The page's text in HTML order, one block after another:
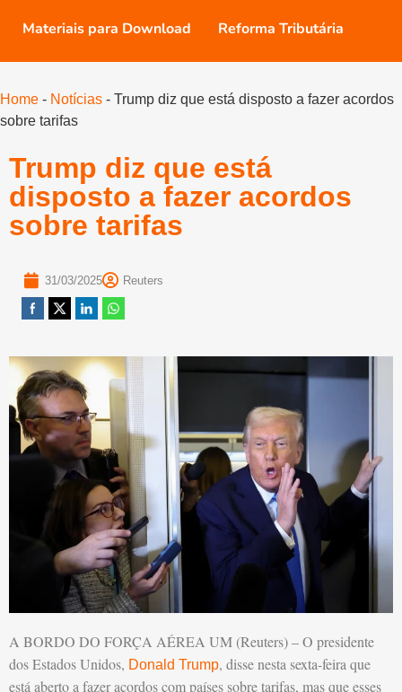
Materiais para Download Reforma Tributária
Home - Notícias - Trump diz que está disposto a fazer acordos
sobre tarifas
Trump diz que está
disposto a fazer acordos
sobre tarifas
31/03/2025 Reuters
A BORDO DO FORÇA AÉREA UM (Reuters) – O presidente
dos Estados Unidos, Donald Trump, disse nesta sexta-feira que
está aberto a fazer acordos com países sobre tarifas, mas que esses